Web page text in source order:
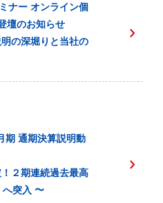
ナー オンライン個
壇のお知らせ
の深堀りと当社の
期 通期決算説明動
２期連続過去最高
へ突入 〜